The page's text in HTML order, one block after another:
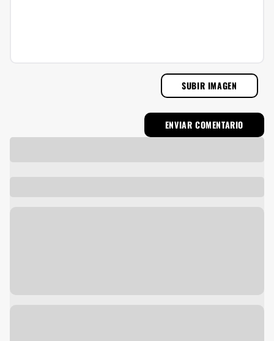
SUBIR IMAGEN